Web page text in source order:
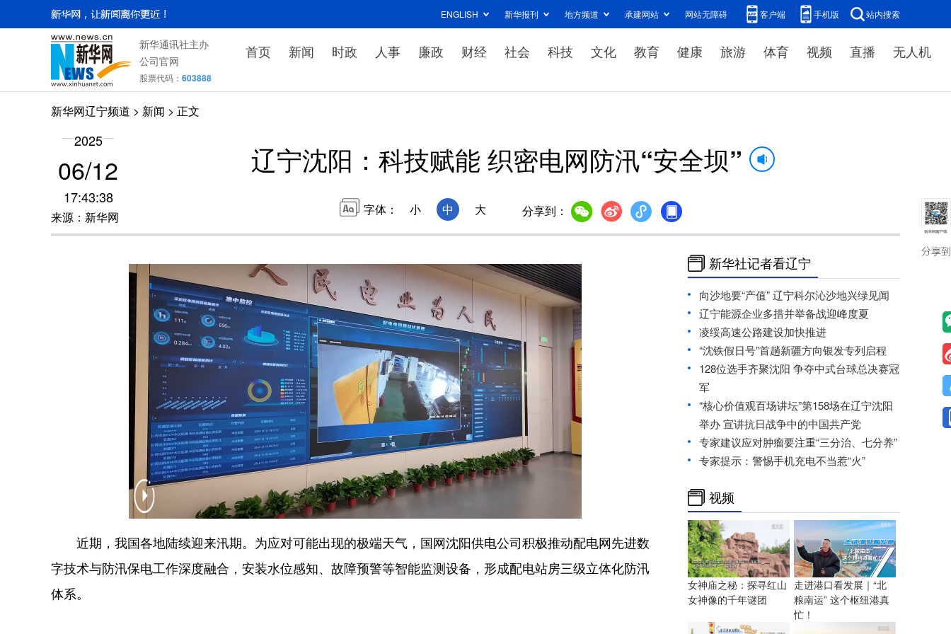
ENGLISH 新华报刊 地方频道 承建网站 网站无障碍 客户端 手机版 站内搜索
新华通讯社主办
公司官网
股票代码： 603888
首页 新闻 时政 人事 廉政 财经 社会 科技 文化 教育 健康 旅游 体育 视频 直播 无人机
新华网辽宁频道 > 新闻 > 正文
2025
06/12
17:43:38
来源：新华网
辽宁沈阳：科技赋能 织密电网防汛“安全坝”
字体： 小 中 大 分享到：
近期，我国各地陆续迎来汛期。为应对可能出现的极端天气，国网沈阳供电公司积极推动配电网先进数
字技术与防汛保电工作深度融合，安装水位感知、故障预警等智能监测设备，形成配电站房三级立体化防汛
体系。
新华社记者看辽宁
向沙地要“产值” 辽宁科尔沁沙地兴绿见闻
辽宁能源企业多措并举备战迎峰度夏
凌绥高速公路建设加快推进
“沈铁假日号”首趟新疆方向银发专列启程
128位选手齐聚沈阳 争夺中式台球总决赛冠
军
“核心价值观百场讲坛”第158场在辽宁沈阳
举办 宣讲抗日战争中的中国共产党
专家建议应对肿瘤要注重“三分治、七分养”
专家提示：警惕手机充电不当惹“火”
视频
女神庙之秘：探寻红山
女神像的千年谜团
走进港口看发展｜“北
粮南运” 这个枢纽港真
忙！